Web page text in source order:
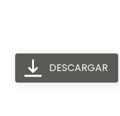
DESCARGAR